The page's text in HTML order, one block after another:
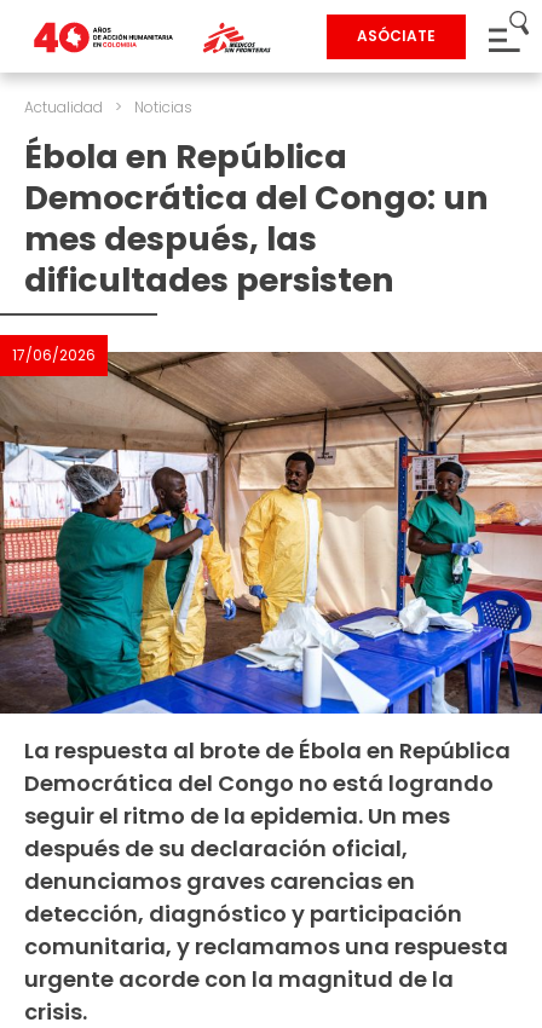
ASÓCIATE
Actualidad > Noticias
Ébola en República
Democrática del Congo: un
mes después, las
dificultades persisten
17/06/2026
La respuesta al brote de Ébola en República
Democrática del Congo no está logrando
seguir el ritmo de la epidemia. Un mes
después de su declaración oficial,
denunciamos graves carencias en
detección, diagnóstico y participación
comunitaria, y reclamamos una respuesta
urgente acorde con la magnitud de la
crisis.